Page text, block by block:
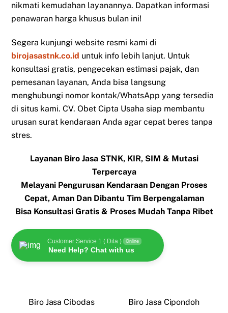
nikmati kemudahan layanannya. Dapatkan informasi
penawaran harga khusus bulan ini!
Segera kunjungi website resmi kami di
birojasastnk.co.id untuk info lebih lanjut. Untuk
konsultasi gratis, pengecekan estimasi pajak, dan
pemesanan layanan, Anda bisa langsung
menghubungi nomor kontak/WhatsApp yang tersedia
di situs kami. CV. Obet Cipta Usaha siap membantu
urusan surat kendaraan Anda agar cepat beres tanpa
stres.
Layanan Biro Jasa STNK, KIR, SIM & Mutasi
Terpercaya
Melayani Pengurusan Kendaraan Dengan Proses
Cepat, Aman Dan Dibantu Tim Berpengalaman
Bisa Konsultasi Gratis & Proses Mudah Tanpa Ribet
Customer Service 1 ( Dila ) Online
Need Help? Chat with us
Biro Jasa Cibodas Biro Jasa Cipondoh